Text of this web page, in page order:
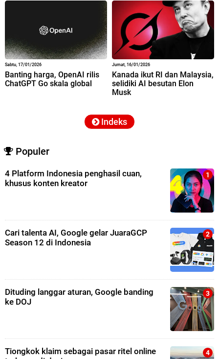
Sabtu, 17/01/2026
Banting harga, OpenAI rilis
ChatGPT Go skala global
Jumat, 16/01/2026
Kanada ikut RI dan Malaysia,
selidiki AI besutan Elon
Musk
Indeks
Populer
4 Platform Indonesia penghasil cuan,
khusus konten kreator
Cari talenta AI, Google gelar JuaraGCP
Season 12 di Indonesia
Dituding langgar aturan, Google banding
ke DOJ
Tiongkok klaim sebagai pasar ritel online